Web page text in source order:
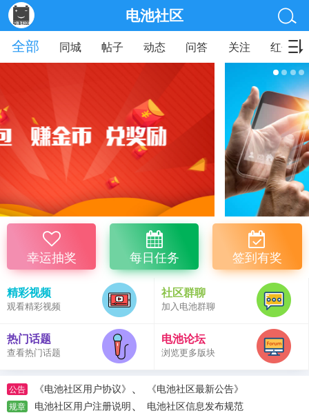
电池社区
全部
同城 帖子 动态 问答 关注 红包
幸运抽奖 每日任务 签到有奖
精彩视频
观看精彩视频
社区群聊
加入电池群聊
热门话题
查看热门话题
电池论坛
浏览更多版块
公告 《电池社区用户协议》 、 《电池社区最新公告》
规章 电池社区用户注册说明、 电池社区信息发布规范